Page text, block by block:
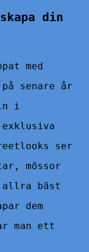
din
med
senare år
i
ser
mössor
allra bäst
dem
man ett